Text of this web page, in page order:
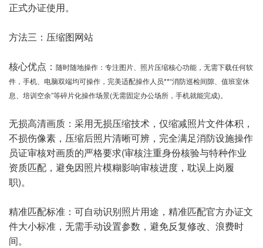
正式办证使用。
方法三：压缩图网站
核心优点： 随时随地操作：专注图片、照片压缩核心功能，无需下载任何软
件，手机、电脑双端均可操作，完美适配操作人员**“消防巡检间隙、值班室休
息、培训空余”等碎片化操作场景(无需固定办公场所，手机就能完成)。
无损高清画质：采用无损压缩技术，仅缩减照片文件体积，
不损伤像素，压缩后照片清晰可辨，完全满足消防设施操作
员证审核对画质的严格要求(审核注重身份核验与特种作业
资质匹配，避免因照片模糊影响审核进度，耽误上岗履
职)。
精准匹配标准：可自动识别照片用途，精准匹配官方办证文
件大小标准，无需手动设置参数，避免反复修改、浪费时
间。